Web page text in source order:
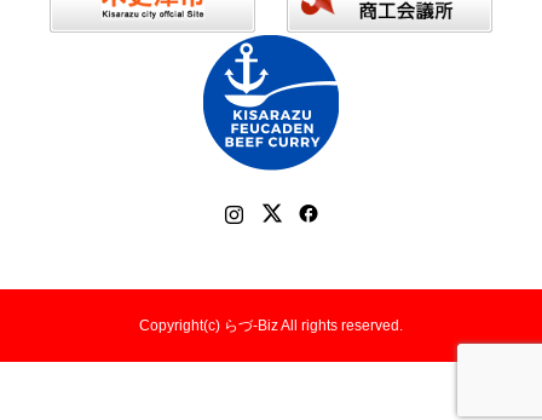
Copyright(c) らづ-Biz All rights reserved.
交通アクセス